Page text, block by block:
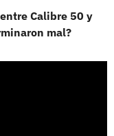
Calibre 50 y
mal?